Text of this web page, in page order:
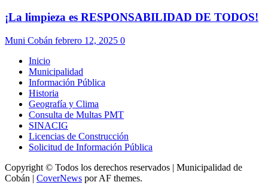
¡La limpieza es RESPONSABILIDAD DE TODOS!
Muni Cobán febrero 12, 2025 0
Inicio
Municipalidad
Información Pública
Historia
Geografía y Clima
Consulta de Multas PMT
SINACIG
Licencias de Construcción
Solicitud de Información Pública
Copyright © Todos los derechos reservados | Municipalidad de
Cobán | CoverNews por AF themes.